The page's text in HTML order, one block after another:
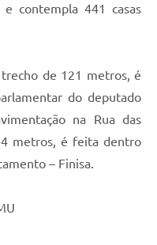
contempla 441 casas
de 121 metros, é
do deputado
na Rua das
metros, é feita dentro
– Finisa.